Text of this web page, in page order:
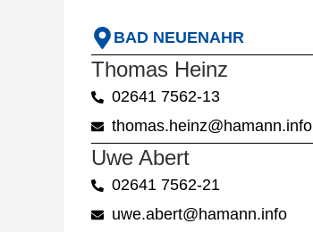
BAD NEUENAHR
Thomas Heinz
02641 7562-13
thomas.heinz@hamann.info
Uwe Abert
02641 7562-21
uwe.abert@hamann.info